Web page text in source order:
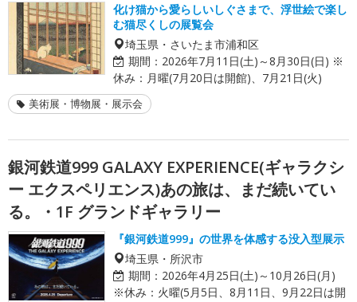
化け猫から愛らしいしぐさまで、浮世絵で楽し
む猫尽くしの展覧会
埼玉県・さいたま市浦和区
期間： 2026年7月11日(土)～8月30日(日) ※
休み：月曜(7月20日は開館)、7月21日(火)
美術展・博物展・展示会
銀河鉄道999 GALAXY EXPERIENCE(ギャラクシ
ー エクスペリエンス)あの旅は、まだ続いてい
る。・1F グランドギャラリー
『銀河鉄道999』の世界を体感する没入型展示
埼玉県・所沢市
期間： 2026年4月25日(土)～10月26日(月)
※休み：火曜(5月5日、8月11日、9月22日は開